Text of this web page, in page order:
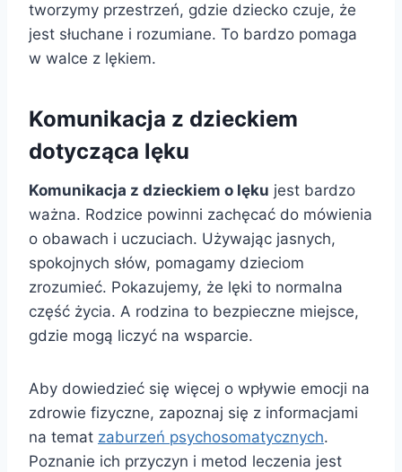
tworzymy przestrzeń, gdzie dziecko czuje, że
jest słuchane i rozumiane. To bardzo pomaga
w walce z lękiem.
Komunikacja z dzieckiem
dotycząca lęku
Komunikacja z dzieckiem o lęku jest bardzo
ważna. Rodzice powinni zachęcać do mówienia
o obawach i uczuciach. Używając jasnych,
spokojnych słów, pomagamy dzieciom
zrozumieć. Pokazujemy, że lęki to normalna
część życia. A rodzina to bezpieczne miejsce,
gdzie mogą liczyć na wsparcie.
Aby dowiedzieć się więcej o wpływie emocji na
zdrowie fizyczne, zapoznaj się z informacjami
na temat zaburzeń psychosomatycznych.
Poznanie ich przyczyn i metod leczenia jest